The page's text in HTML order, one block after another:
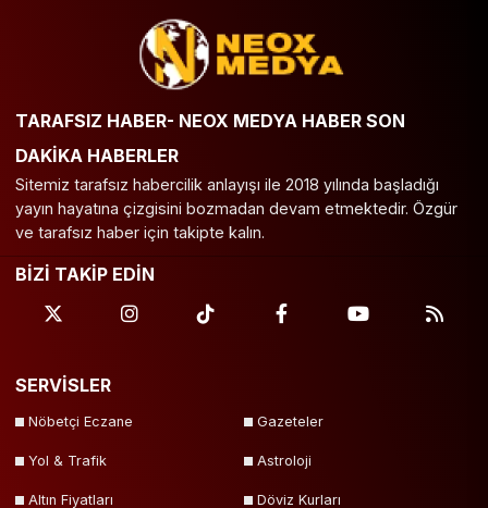
Sakarya Samsun
Sinop
Tekirdağ Tokat Trabzon Tunceli
Uşak Van
Zonguldak
TARAFSIZ HABER- NEOX MEDYA HABER SON
DAKİKA HABERLER
Sitemiz tarafsız habercilik anlayışı ile 2018 yılında başladığı
yayın hayatına çizgisini bozmadan devam etmektedir. Özgür
ve tarafsız haber için takipte kalın.
BİZİ TAKİP EDİN
SERVİSLER
Nöbetçi Eczane Gazeteler
Yol & Trafik Astroloji
Altın Fiyatları Döviz Kurları